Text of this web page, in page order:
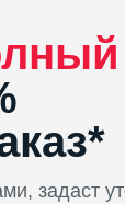
задаст